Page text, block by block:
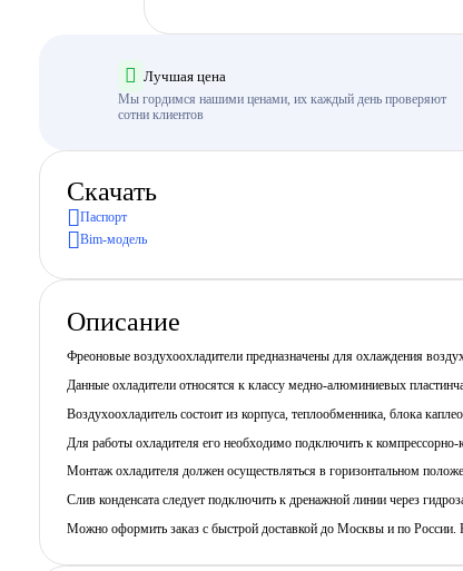
Лучшая цена
Мы гордимся нашими ценами, их каждый день проверяют
сотни клиентов
Скачать
Паспорт
Bim-модель
Описание
Фреоновые воздухоохладители предназначены для охлаждения
Данные охладители относятся к классу медно-алюминиевых
Воздухоохладитель состоит из корпуса, теплообменника, блока
Для работы охладителя его необходимо подключить к компрессорно-
Монтаж охладителя должен осуществляться в горизонтальном
Слив конденсата следует подключить к дренажной линии через
Можно оформить заказ с быстрой доставкой до Москвы и по